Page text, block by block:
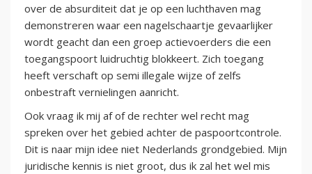
over de absurditeit dat je op een luchthaven mag
demonstreren waar een nagelschaartje gevaarlijker
wordt geacht dan een groep actievoerders die een
toegangspoort luidruchtig blokkeert. Zich toegang
heeft verschaft op semi illegale wijze of zelfs
onbestraft vernielingen aanricht.
Ook vraag ik mij af of de rechter wel recht mag
spreken over het gebied achter de paspoortcontrole.
Dit is naar mijn idee niet Nederlands grondgebied. Mijn
juridische kennis is niet groot, dus ik zal het wel mis